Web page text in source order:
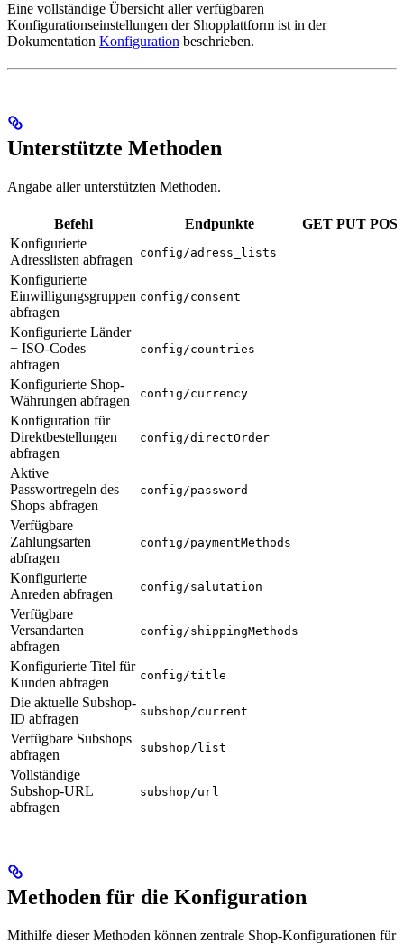
Eine vollständige Übersicht aller verfügbaren
Konfigurationseinstellungen der Shopplattform ist in der
Dokumentation Konfiguration beschrieben.
Unterstützte Methoden
Angabe aller unterstützten Methoden.
Befehl Endpunkte GET PUT
Konfigurierte
Adresslisten abfragen
config/adress_lists
Konfigurierte
Einwilligungsgruppen
abfragen
config/consent
Konfigurierte Länder
+ ISO-Codes
abfragen
config/countries
Konfigurierte Shop-
Währungen abfragen
config/currency
Konfiguration für
Direktbestellungen
abfragen
config/directOrder
Aktive
Passwortregeln des
Shops abfragen
config/password
Verfügbare
Zahlungsarten
abfragen
config/paymentMethods
Konfigurierte
Anreden abfragen
config/salutation
Verfügbare
Versandarten
abfragen
config/shippingMethods
Konfigurierte Titel für
Kunden abfragen
config/title
Die aktuelle Subshop-
ID abfragen
subshop/current
Verfügbare Subshops
abfragen
subshop/list
Vollständige
Subshop-URL
abfragen
subshop/url
Methoden für die Konfiguration
Mithilfe dieser Methoden können zentrale Shop-Konfigurationen für